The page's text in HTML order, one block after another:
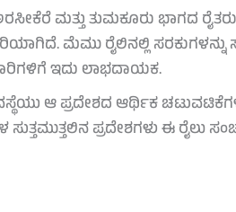
ಮತ್ತು ತುಮಕೂರು ಭಾಗದ
ಮೆಮು ರೈಲಿನಲ್ಲಿ
ಇದು ಲಾಭದಾಯಕ.
ಆ ಪ್ರದೇಶದ ಆರ್ಥಿಕ
ಪ್ರದೇಶಗಳು ಈ ರೈಲು